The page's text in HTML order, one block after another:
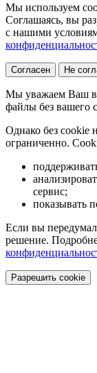
Мы используем
Соглашаясь, вы
с нашими
Согласен Не
Мы уважаем Ваш
файлы без вашего
Однако без cookie
ограниченно.
сервис;
показывать
Если вы
решение.
Разрешить cookie